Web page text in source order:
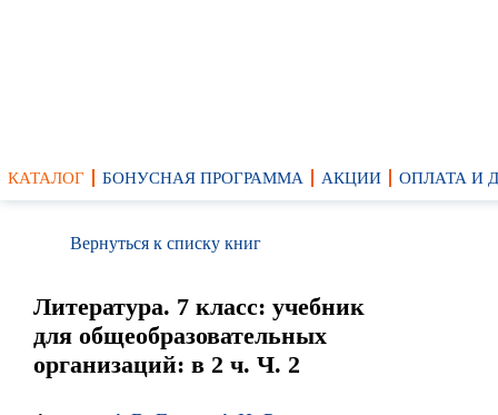
КАТАЛОГ БОНУСНАЯ ПРОГРАММА АКЦИИ ОПЛАТА И
Вернуться к списку книг
Литература. 7 класс: учебник
для общеобразовательных
организаций: в 2 ч. Ч. 2